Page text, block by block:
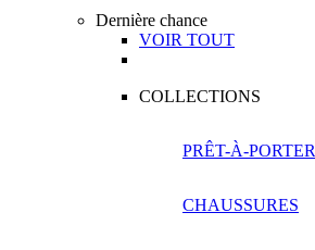
Dernière chance
VOIR TOUT
COLLECTIONS
PRÊT-À-PORTER
CHAUSSURES